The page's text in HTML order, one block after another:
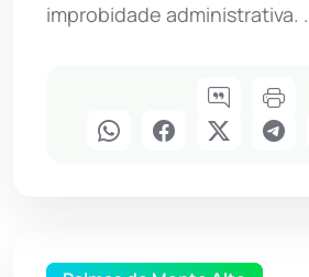
improbidade administrativa. .